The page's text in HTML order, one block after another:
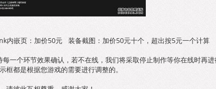
内嵌页：加价50元 装备截图：加价50元十个，超出按5元一个计算
一个环节效果确认，若不在线，我们将采取停止制作等你在线时再进
都是根据您游戏的需要进行调整的。